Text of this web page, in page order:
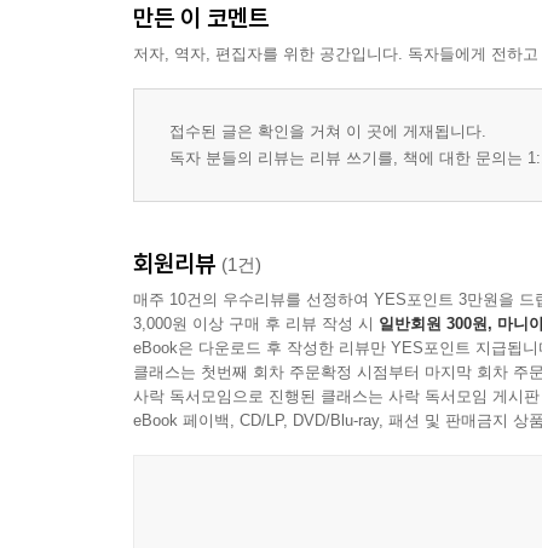
만든 이 코멘트
저자, 역자, 편집자를 위한 공간입니다. 독자들에게 전하
접수된 글은 확인을 거쳐 이 곳에 게재됩니다.
독자 분들의 리뷰는 리뷰 쓰기를, 책에 대한 문의는
회원리뷰 (1건)
매주 10건의 우수리뷰를 선정하여 YES포인트 3만원을 드
3,000원 이상 구매 후 리뷰 작성 시 일반회원 300원, 마니
eBook은 다운로드 후 작성한 리뷰만 YES포인트 지급됩니
클래스는 첫번째 회차 주문확정 시점부터 마지막 회차 주
사락 독서모임으로 진행된 클래스는 사락 독서모임 게시
eBook 페이백, CD/LP, DVD/Blu-ray, 패션 및 판매금지 상